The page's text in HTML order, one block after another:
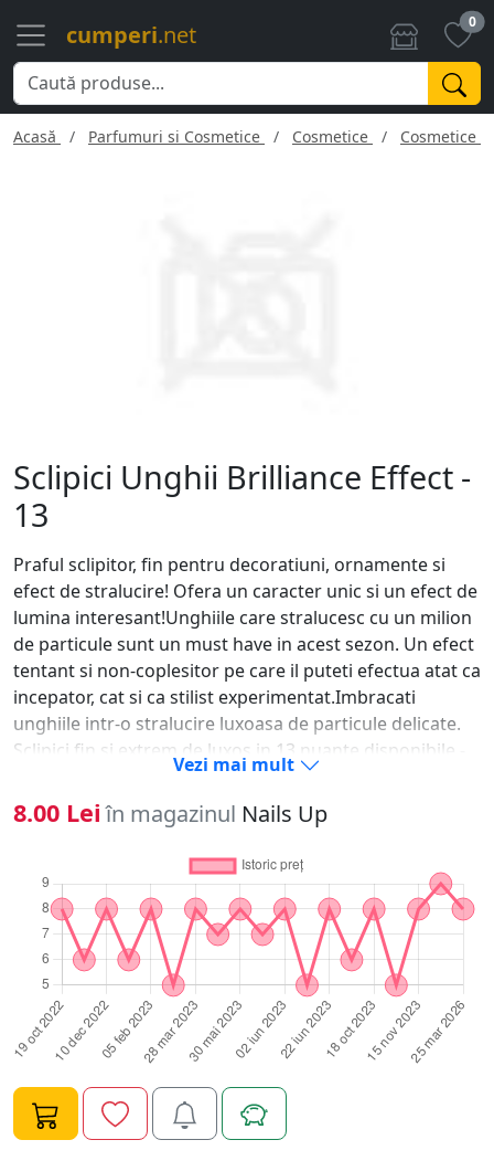
cumperi.net 0
Acasă Parfumuri si Cosmetice Cosmetice Cosmetice
Sclipici Unghii Brilliance Effect -
13
Praful sclipitor, fin pentru decoratiuni, ornamente si
efect de stralucire! Ofera un caracter unic si un efect de
lumina interesant!Unghiile care stralucesc cu un milion
de particule sunt un must have in acest sezon. Un efect
tentant si non-coplesitor pe care il puteti efectua atat ca
incepator, cat si ca stilist experimentat.Imbracati
unghiile intr-o stralucire luxoasa de particule delicate.
Sclipici fin si extrem de luxos in 13 nuante disponibile -
alegeti-l pe cel de vis si bucurati-va de finisajul moale si
matasos al gliteruluiSclipiciul stralucitor este extrem de
usor de aplicat! Doar presarati-l pe o suprafata umeda
si uscati-l in lampa cu led / uv. Atunci vom realiza efectul
de inghet. A doua metoda de aplicare este sa frecati
usor in stratul de dispersie al bazei / culorii / stratului
superior, apoi acoperiti cu stratul superior si uscati din
nou, urmand ca suprafata unghiei sa ramana neteda si
modelul va semana cu o mie de particule mici
sclipitoareDaca doriti sa utilizati gliterul pentru a
decora unghiile- doar aplicati culoarea si presarati
gliterul pe stratul neuscat. La sfarsit aplicati Top Coat
uscati in lampa UV/LEDCapacitate: greutate neta a
polenului aprox.1 g, polen ambalat intr-un borcan de 3
ml
Vezi mai mult
8.00 Lei în magazinul Nails Up